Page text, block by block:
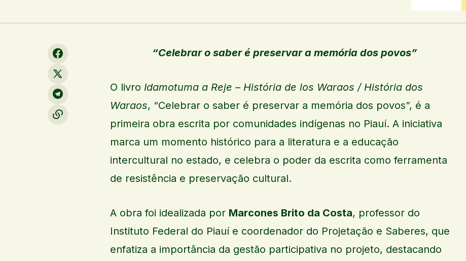
“Celebrar o saber é preservar a memória dos povos”
O livro Idamotuma a Reje – História de los Waraos / História dos
Waraos, “Celebrar o saber é preservar a memória dos povos”, é a
primeira obra escrita por comunidades indígenas no Piauí. A iniciativa
marca um momento histórico para a literatura e a educação
intercultural no estado, e celebra o poder da escrita como ferramenta
de resistência e preservação cultural.
A obra foi idealizada por Marcones Brito da Costa, professor do
Instituto Federal do Piauí e coordenador do Projetação e Saberes, que
enfatiza a importância da gestão participativa no projeto, destacando